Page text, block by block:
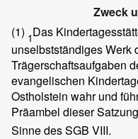
Zweck
(1) 1Das
unselbstständiges Werk
Trägerschaftsaufgaben
evangelischen
Ostholstein wahr und
Präambel dieser
Sinne des SGB VIII.